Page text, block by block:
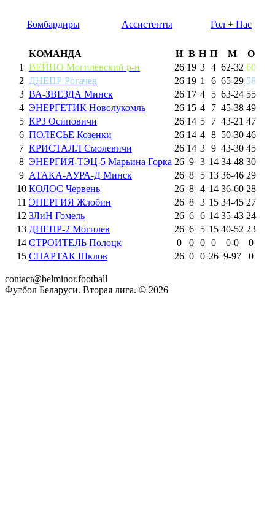
Бомбардиры Ассистенты Гол + Пас
КОМАНДА И В Н П М
О
1
ВЕЙНО Могилёвский р-н 26 19 3 4 62-32 60
2
ДНЕПР Рогачев 26 19 1 6 65-29 58
3 ВА-ЗВЕЗДА Минск 26 17 4 5 63-24 55
4 ЭНЕРГЕТИК Новолукомль 26 15 4 7 45-38 49
5 КРЗ Осиповичи 26 14 5 7 43-21 47
6 ПОЛЕСЬЕ Козенки 26 14 4 8 50-30 46
7 КРИСТАЛЛ Смолевичи 26 14 3 9 43-30 45
8 ЭНЕРГИЯ-ТЭЦ-5 Марьина Горка 26 9 3 14 34-48 30
9 АТАКА-АУРА-Д Минск 26 8 5 13 36-46 29
10 КОЛОС Червень 26 8 4 14 36-60 28
11 ЭНЕРГИЯ Жлобин 26 8 3 15 34-45 27
12 ЗЛиН Гомель 26 6 6 14 35-43 24
13 ДНЕПР-2 Могилев 26 6 5 15 40-52 23
14 СТРОИТЕЛЬ Полоцк 0 0 0 0 0-0
0
15 СПАРТАК Шклов 26 0 0 26 9-97 0
contact@belminor.football
Футбол Беларуси. Вторая лига. © 2026